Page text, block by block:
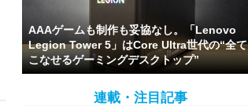
AAAゲームも制作も妥協なし。「Lenovo
Legion Tower 5」はCore Ultra世代の“全て
こなせるゲーミングデスクトップ”
連載・注目記事